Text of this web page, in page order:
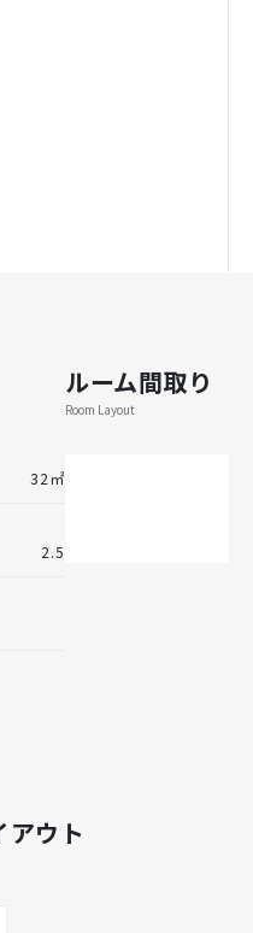
32㎡
2.5
ルーム間取り
Room Layout
アウト